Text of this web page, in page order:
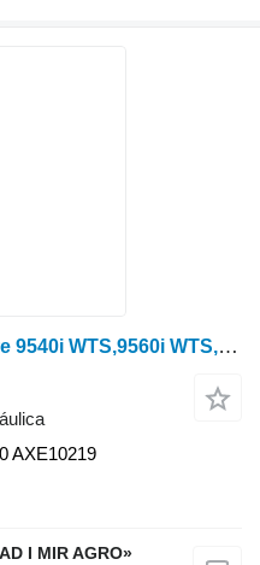
Bomba hidráulica John Deere 9540i WTS,9560i WTS,9580i, 9570, 9780CTS AXE10219 para colheitadeira John Deere 9540i WTS,9560i WTS,9580i, 9570, 9780CTS
AXE10219
I MIR AGRO»